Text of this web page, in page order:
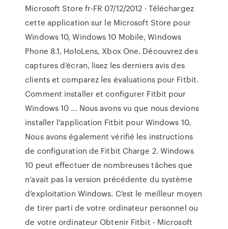
Microsoft Store fr-FR 07/12/2012 · Téléchargez
cette application sur le Microsoft Store pour
Windows 10, Windows 10 Mobile, Windows
Phone 8.1, HoloLens, Xbox One. Découvrez des
captures d’écran, lisez les derniers avis des
clients et comparez les évaluations pour Fitbit.
Comment installer et configurer Fitbit pour
Windows 10 ... Nous avons vu que nous devions
installer l’application Fitbit pour Windows 10.
Nous avons également vérifié les instructions
de configuration de Fitbit Charge 2. Windows
10 peut effectuer de nombreuses tâches que
n’avait pas la version précédente du système
d’exploitation Windows. C’est le meilleur moyen
de tirer parti de votre ordinateur personnel ou
de votre ordinateur Obtenir Fitbit - Microsoft